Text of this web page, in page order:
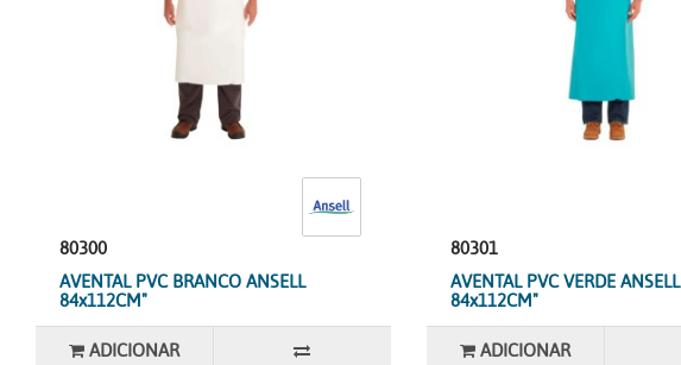
80300
AVENTAL PVC BRANCO ANSELL
84x112CM"
ADICIONAR
80301
AVENTAL PVC VERDE ANSELL
84x112CM"
ADICIONAR